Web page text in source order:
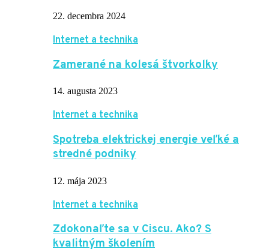
22. decembra 2024
Internet a technika
Zamerané na kolesá štvorkolky
14. augusta 2023
Internet a technika
Spotreba elektrickej energie veľké a
stredné podniky
12. mája 2023
Internet a technika
Zdokonaľte sa v Ciscu. Ako? S
kvalitným školením